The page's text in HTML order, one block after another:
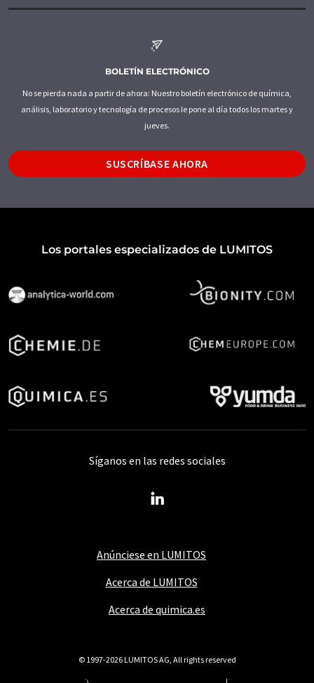
BOLETÍN ELECTRÓNICO
No se pierda nada a partir de ahora: Nuestro boletín electrónico de química,
análisis, laboratorio y tecnología de procesos le pone al día todos los martes y
jueves.
SUSCRÍBASE AHORA
Los portales especializados de LUMITOS
Anúnciese en LUMITOS
Acerca de LUMITOS
Acerca de quimica.es
Síganos en las redes sociales
© 1997-2026 LUMITOS AG, All rights reserved